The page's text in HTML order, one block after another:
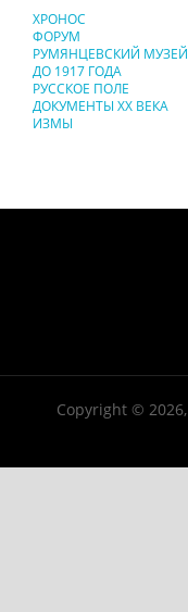
ХРОНОС
ФОРУМ
РУМЯНЦЕВСКИЙ МУЗЕЙ
ДО 1917 ГОДА
РУССКОЕ ПОЛЕ
ДОКУМЕНТЫ XX ВЕКА
ИЗМЫ
Copyright © 2026,